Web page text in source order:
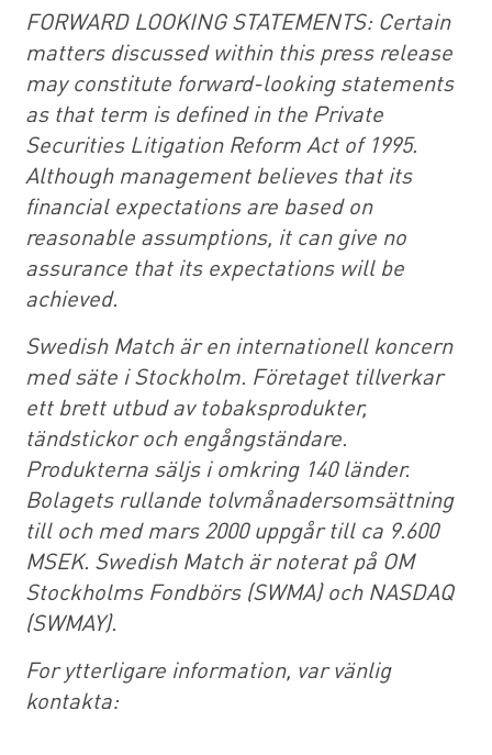
FORWARD LOOKING STATEMENTS: Certain
matters discussed within this press release
may constitute forward-looking statements
as that term is defined in the Private
Securities Litigation Reform Act of 1995.
Although management believes that its
financial expectations are based on
reasonable assumptions, it can give no
assurance that its expectations will be
achieved.
Swedish Match är en internationell koncern
med säte i Stockholm. Företaget tillverkar
ett brett utbud av tobaksprodukter,
tändstickor och engångständare.
Produkterna säljs i omkring 140 länder.
Bolagets rullande tolvmånadersomsättning
till och med mars 2000 uppgår till ca 9.600
MSEK. Swedish Match är noterat på OM
Stockholms Fondbörs (SWMA) och NASDAQ
(SWMAY).
For ytterligare information, var vänlig
kontakta: